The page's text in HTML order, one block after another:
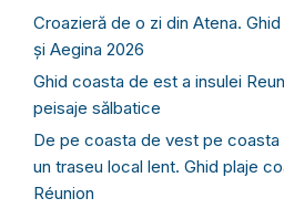
Croazieră de o zi din Atena.
și Aegina 2026
Ghid coasta de est a insulei
peisaje sălbatice
De pe coasta de vest pe coasta
un traseu local lent. Ghid plaje
Réunion